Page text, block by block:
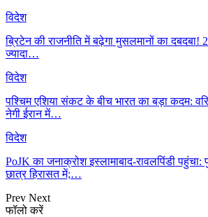
विदेश
ब्रिटेन की राजनीति में बढ़ेगा मुसलमानों का
ज्यादा…
विदेश
पश्चिम एशिया संकट के बीच भारत का बड़ा कदम:
नेगी ईरान में…
विदेश
PoJK का जनाक्रोश इस्लामाबाद-रावलपिंडी पहुंचा:
छात्र हिरासत में;…
Prev Next
फॉलो करें